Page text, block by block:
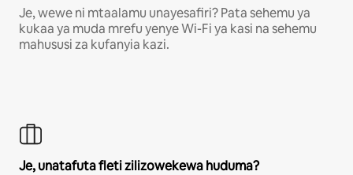
Je, wewe ni mtaalamu unayesafiri? Pata sehemu ya
kukaa ya muda mrefu yenye Wi-Fi ya kasi na sehemu
mahususi za kufanyia kazi.
Je, unatafuta fleti zilizowekewa huduma?